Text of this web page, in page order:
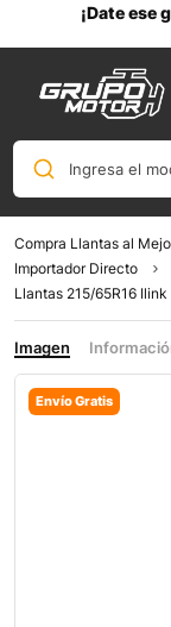
¡Date ese
Ingresa el
Compra Llantas al
Importador Directo
Llantas 215/65R16
Imagen
Envío Gratis